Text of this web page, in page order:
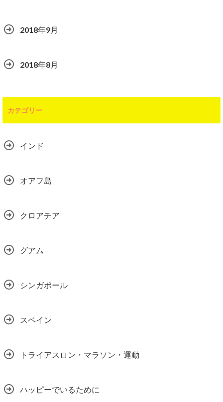
2018年9月
2018年8月
カテゴリー
インド
オアフ島
クロアチア
グアム
シンガポール
スペイン
トライアスロン・マラソン・運動
ハッピーでいるために